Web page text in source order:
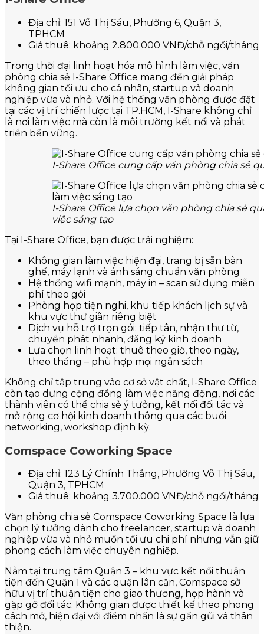
Địa chỉ: 151 Võ Thị Sáu, Phường 6, Quận 3,
TPHCM
Giá thuê: khoảng 2.800.000 VNĐ/chỗ ngồi/tháng
Trong thời đại linh hoạt hóa mô hình làm việc, văn
phòng chia sẻ I-Share Office mang đến giải pháp
không gian tối ưu cho cá nhân, startup và doanh
nghiệp vừa và nhỏ. Với hệ thống văn phòng được đặt
tại các vị trí chiến lược tại TP.HCM, I-Share không chỉ
là nơi làm việc mà còn là môi trường kết nối và phát
triển bền vững.
I-Share Office cung cấp văn phòng chia sẻ
I-Share Office lựa chọn văn phòng chia sẻ
việc sáng tạo
Tại I-Share Office, bạn được trải nghiệm:
Không gian làm việc hiện đại, trang bị sẵn bàn
ghế, máy lạnh và ánh sáng chuẩn văn phòng
Hệ thống wifi mạnh, máy in – scan sử dụng miễn
phí theo gói
Phòng họp tiện nghi, khu tiếp khách lịch sự và
khu vực thư giãn riêng biệt
Dịch vụ hỗ trợ trọn gói: tiếp tân, nhận thư từ,
chuyển phát nhanh, đăng ký kinh doanh
Lựa chọn linh hoạt: thuê theo giờ, theo ngày,
theo tháng – phù hợp mọi ngân sách
Không chỉ tập trung vào cơ sở vật chất, I-Share Office
còn tạo dựng cộng đồng làm việc năng động, nơi các
thành viên có thể chia sẻ ý tưởng, kết nối đối tác và
mở rộng cơ hội kinh doanh thông qua các buổi
networking, workshop định kỳ.
Comspace Coworking Space
Địa chỉ: 123 Lý Chính Thắng, Phường Võ Thị Sáu,
Quận 3, TPHCM
Giá thuê: khoảng 3.700.000 VNĐ/chỗ ngồi/tháng
Văn phòng chia sẻ Comspace Coworking Space là lựa
chọn lý tưởng dành cho freelancer, startup và doanh
nghiệp vừa và nhỏ muốn tối ưu chi phí nhưng vẫn giữ
phong cách làm việc chuyên nghiệp.
Nằm tại trung tâm Quận 3 – khu vực kết nối thuận
tiện đến Quận 1 và các quận lân cận, Comspace sở
hữu vị trí thuận tiện cho giao thương, họp hành và
gặp gỡ đối tác. Không gian được thiết kế theo phong
cách mở, hiện đại với điểm nhấn là sự gần gũi và thân
thiện.